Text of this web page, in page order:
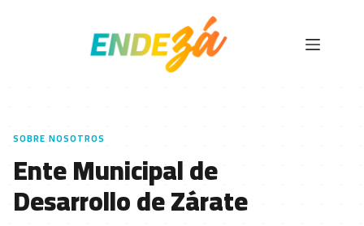
SOBRE NOSOTROS
Ente Municipal de
Desarrollo de Zárate